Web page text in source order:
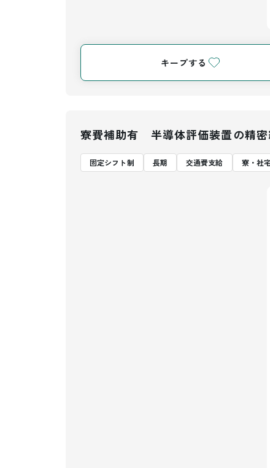
キープする
寮費補助有 半導体評価装置の精
固定シフト制 長期 交通費支給 寮・社